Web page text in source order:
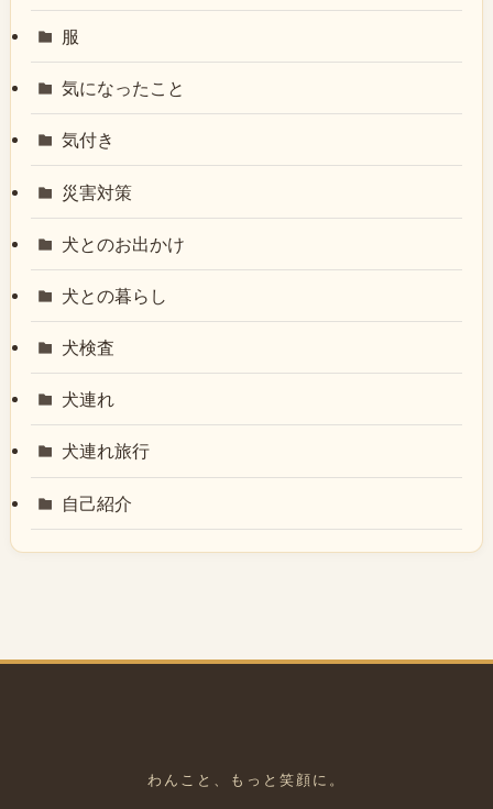
服
気になったこと
気付き
災害対策
犬とのお出かけ
犬との暮らし
犬検査
犬連れ
犬連れ旅行
自己紹介